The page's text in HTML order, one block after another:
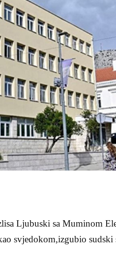
Ljubuski sa Muminom
svjedokom,izgubio